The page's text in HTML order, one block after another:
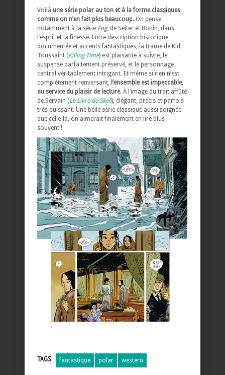
Voilà une série polar au ton et à la forme classiques
comme on n’en fait plus beaucoup. On pense
notamment à la série Fog, de Seiter et Bonin, dans
l’esprit et la finesse. Entre description historique
documentée et accents fantastiques, la trame de Kid
Toussaint (Killing Time) est plaisante à suivre, le
suspense parfaitement préservé, et le personnage
central véritablement intrigant. Et même si rien n’est
complètement renversant,
l’ensemble est impeccable,
au service du plaisir de lecture. À l’image du trait affûté
de Servain (Le Livre de Skell), élégant, précis et parfois
très puissant. Une belle série classique aussi soignée
que celle-là, on aimerait finalement en lire plus
souvent !
TAGS fantastique polar western